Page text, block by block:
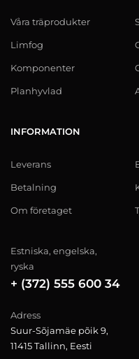
Våra träprodukter
Limfog
Komponenter
Planhyvlad
INFORMATION
Leverans
Betalning
Om företaget
Estniska, engelska,
ryska
+ (372) 555 600 34
Adress
Suur-Sõjamäe põik 9,
11415 Tallinn, Eesti